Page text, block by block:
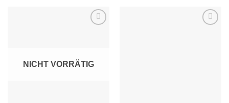
NICHT VORRÄTIG